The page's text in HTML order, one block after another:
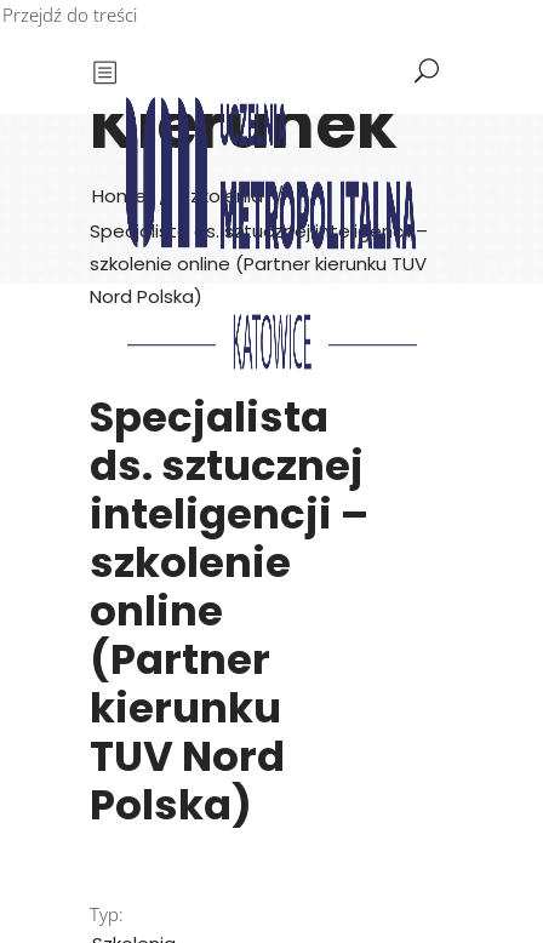
Przejdź do treści
Kierunek
Home / Szkolenia /
Specjalista ds. sztucznej inteligencji –
szkolenie online (Partner kierunku TUV
Nord Polska)
Specjalista
ds. sztucznej
inteligencji –
szkolenie
online
(Partner
kierunku
TUV Nord
Polska)
Typ: